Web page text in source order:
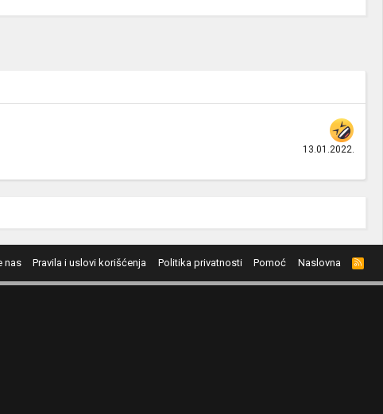
13.01.2022.
nas Pravila i uslovi korišćenja Politika privatnosti Pomoć Naslovna
R
S
S